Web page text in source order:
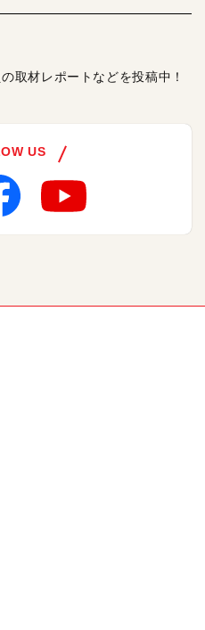
取材レポートなどを投稿中！
US